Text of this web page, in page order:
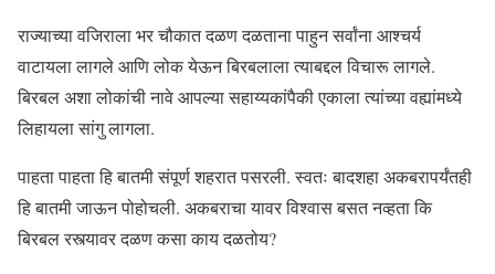
राज्याच्या वजिराला भर चौकात दळण दळताना पाहुन सर्वांना आश्चर्य
वाटायला लागले आणि लोक येऊन बिरबलाला त्याबद्दल विचारू लागले.
बिरबल अशा लोकांची नावे आपल्या सहाय्यकांपैकी एकाला त्यांच्या वह्यांमध्ये
लिहायला सांगु लागला.
पाहता पाहता हि बातमी संपूर्ण शहरात पसरली. स्वतः बादशहा अकबरापर्यंतही
हि बातमी जाऊन पोहोचली. अकबराचा यावर विश्वास बसत नव्हता कि
बिरबल रस्त्यावर दळण कसा काय दळतोय?